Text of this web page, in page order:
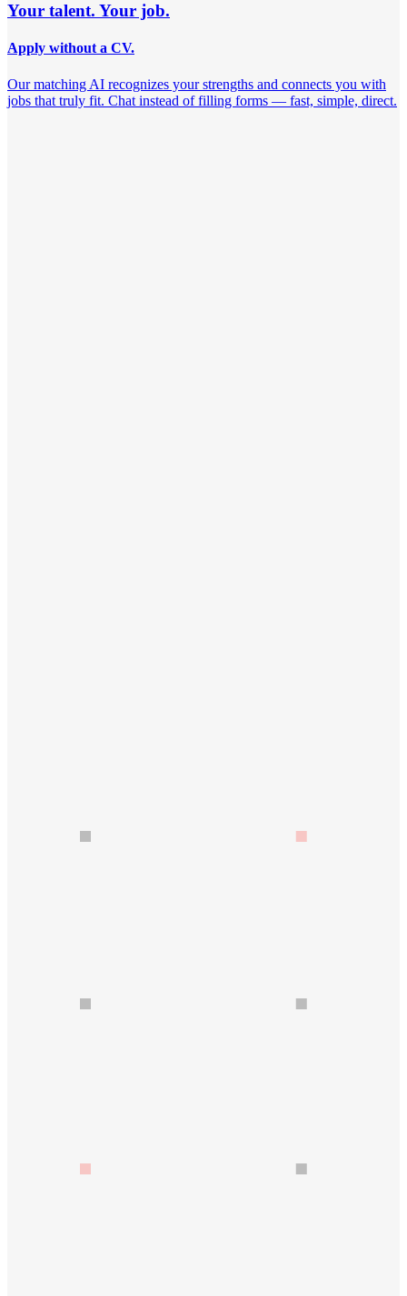
Your talent. Your job.
Apply without a CV.
Our matching AI recognizes your strengths and connects you with
jobs that truly fit. Chat instead of filling forms — fast, simple, direct.